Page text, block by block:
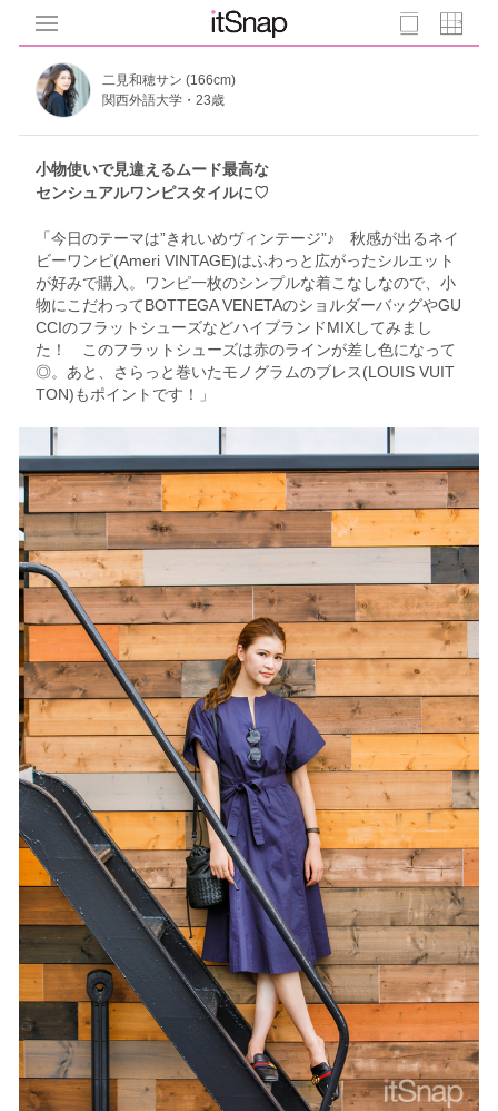
二見和穂サン (166cm)
関西外語大学・23歳
小物使いで見違えるムード最高な
センシュアルワンピスタイルに♡
「今日のテーマは”きれいめヴィンテージ”♪ 秋感が出るネイ
ビーワンピ(Ameri VINTAGE)はふわっと広がったシルエット
が好みで購入。ワンピ一枚のシンプルな着こなしなので、小
物にこだわってBOTTEGA VENETAのショルダーバッグやGU
CCIのフラットシューズなどハイブランドMIXしてみまし
た！ このフラットシューズは赤のラインが差し色になって
◎。あと、さらっと巻いたモノグラムのブレス(LOUIS VUIT
TON)もポイントです！」